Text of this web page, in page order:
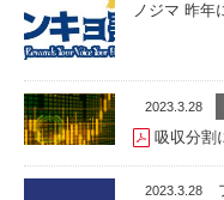
ノジマ 昨年
2023.3.28
吸収分割
2023.3.28